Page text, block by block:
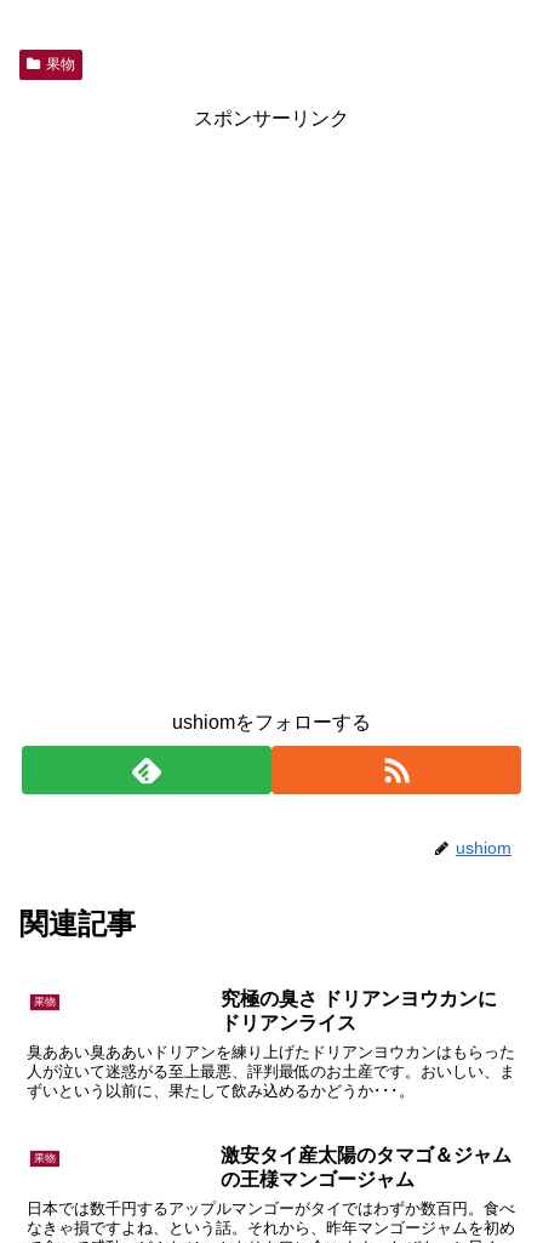
果物
スポンサーリンク
ushiomをフォローする
ushiom
関連記事
果物
究極の臭さ ドリアンヨウカンに
ドリアンライス
臭ああい臭ああいドリアンを練り上げたドリアンヨウカンはもらった
人が泣いて迷惑がる至上最悪、評判最低のお土産です。おいしい、ま
ずいという以前に、果たして飲み込めるかどうか･･･。
果物
激安タイ産太陽のタマゴ＆ジャム
の王様マンゴージャム
日本では数千円するアップルマンゴーがタイではわずか数百円。食べ
なきゃ損ですよね、という話。それから、昨年マンゴージャムを初め